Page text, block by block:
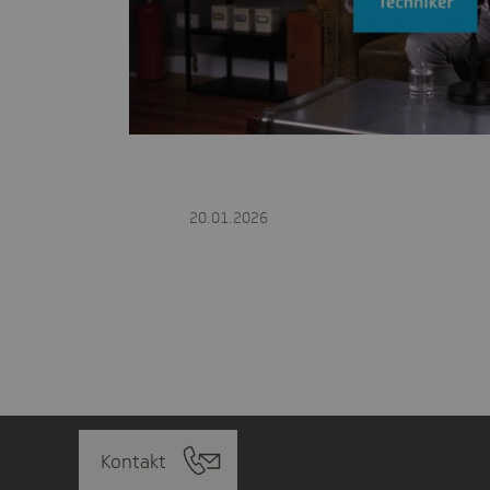
20.01.2026
Kontakt